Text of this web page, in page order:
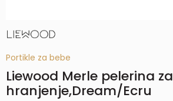
Portikle za bebe
Liewood Merle pelerina za
hranjenje,Dream/Ecru